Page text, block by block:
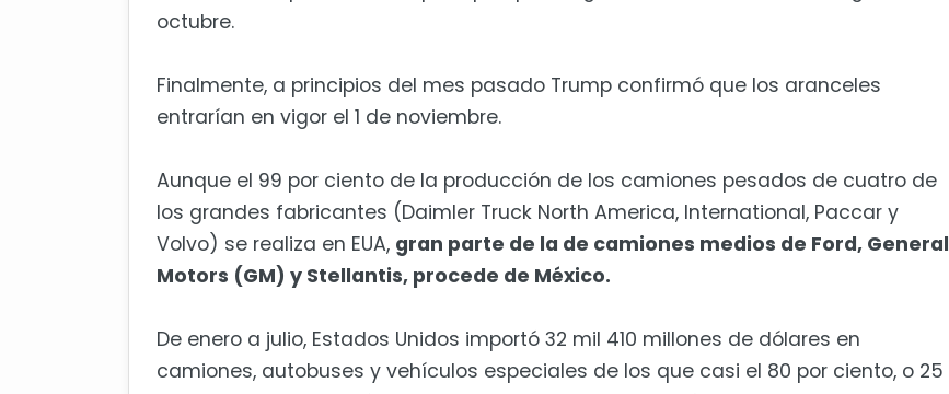
octubre.
Finalmente, a principios del mes pasado Trump confirmó que los aranceles
entrarían en vigor el 1 de noviembre.
Aunque el 99 por ciento de la producción de los camiones pesados de cuatro de
los grandes fabricantes (Daimler Truck North America, International, Paccar y
Volvo) se realiza en EUA, gran parte de la de camiones medios de Ford, General
Motors (GM) y Stellantis, procede de México.
De enero a julio, Estados Unidos importó 32 mil 410 millones de dólares en
camiones, autobuses y vehículos especiales de los que casi el 80 por ciento, o 25